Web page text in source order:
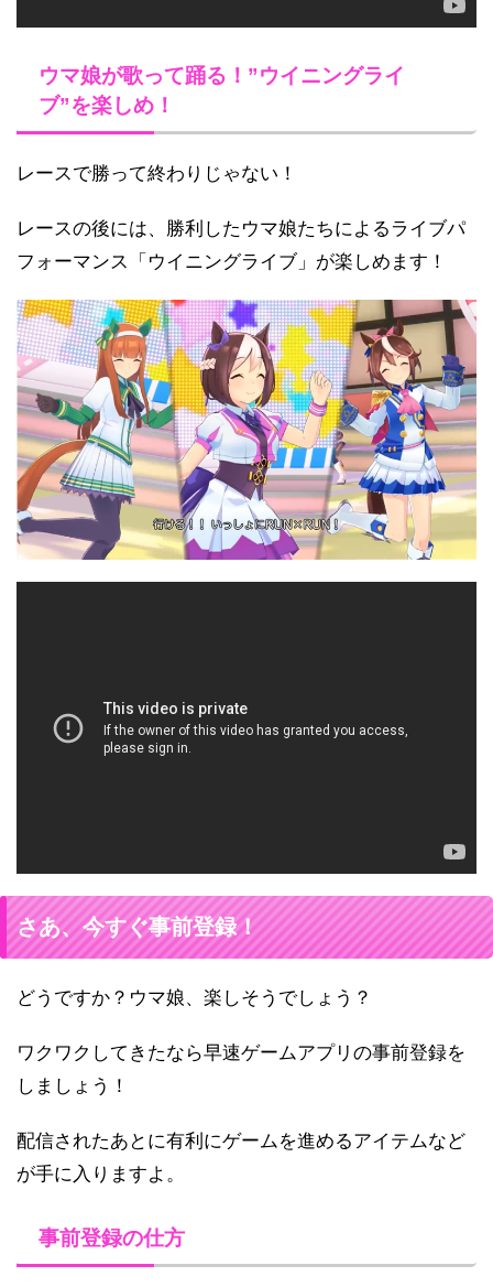
ウマ娘が歌って踊る！”ウイニングライ
ブ”を楽しめ！
レースで勝って終わりじゃない！
レースの後には、勝利したウマ娘たちによるライブパ
フォーマンス「ウイニングライブ」が楽しめます！
さあ、今すぐ事前登録！
どうですか？ウマ娘、楽しそうでしょう？
ワクワクしてきたなら早速ゲームアプリの事前登録を
しましょう！
配信されたあとに有利にゲームを進めるアイテムなど
が手に入りますよ。
事前登録の仕方